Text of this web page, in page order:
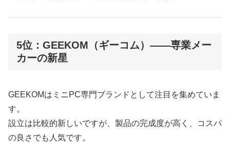
5位：GEEKOM（ギーコム）――専業メー
カーの新星
GEEKOMはミニPC専門ブランドとして注目を集めていま
す。
設立は比較的新しいですが、製品の完成度が高く、コスパ
の良さでも人気です。